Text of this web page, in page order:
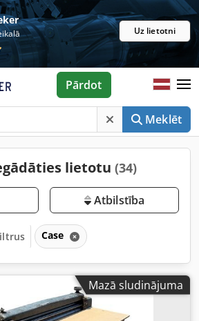
Uz lietotni
Meklēt
Pārdot
lietotu (34)
Atbilstība
Case
Mazā sludinājuma